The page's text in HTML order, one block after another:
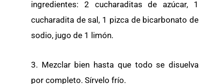
ingredientes: 2 cucharaditas de azúcar, 1
cucharadita de sal, 1 pizca de bicarbonato de
sodio, jugo de 1 limón.
3. Mezclar bien hasta que todo se disuelva
por completo. Sírvelo frío.